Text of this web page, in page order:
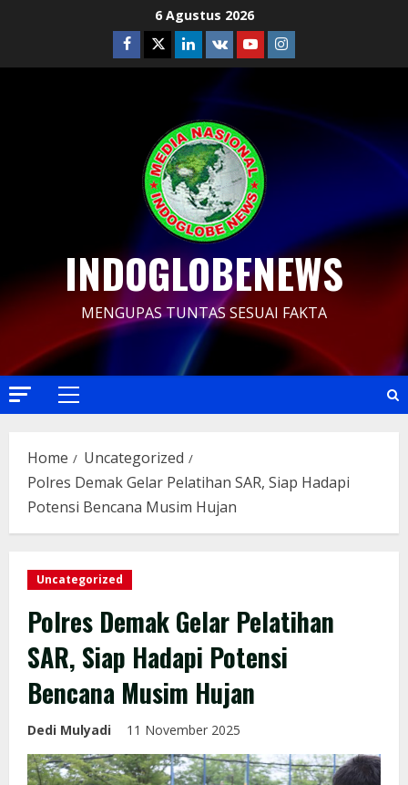
6 Agustus 2026
Facebook
TwitterLinkedin
VK YoutubeInstagram
INDOGLOBENEWS
MENGUPAS TUNTAS SESUAI FAKTA
Primary
Home
Uncategorized
Polres Demak Gelar Pelatihan SAR, Siap Hadapi
Potensi Bencana Musim Hujan
Uncategorized
Polres Demak Gelar Pelatihan
SAR, Siap Hadapi Potensi
Bencana Musim Hujan
Dedi Mulyadi 11 November 2025